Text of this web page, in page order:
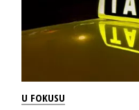
U FOKUSU